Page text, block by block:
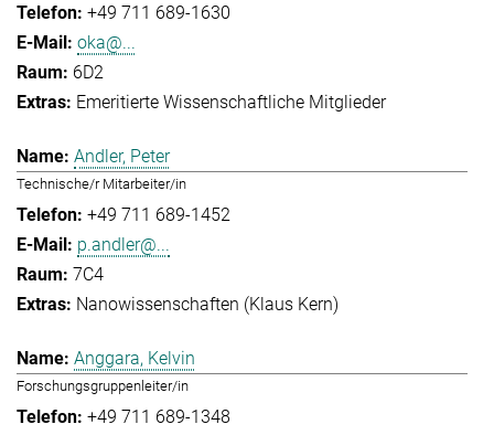
+49 711 689-1630
oka@...
6D2
Emeritierte Wissenschaftliche Mitglieder
Andler, Peter
Technische/r Mitarbeiter/in
+49 711 689-1452
p.andler@...
7C4
Nanowissenschaften (Klaus Kern)
Anggara, Kelvin
Forschungsgruppenleiter/in
+49 711 689-1348